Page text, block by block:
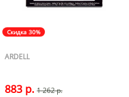
Скидка 30%
ARDELL
883 р. 1 262 р.